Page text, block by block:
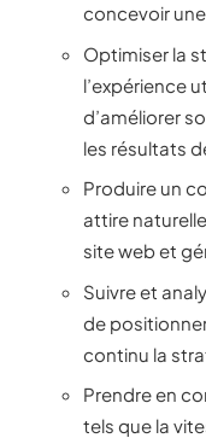
concevoir
Optimiser la
l’expérience
d’améliorer
les résultats
Produire un
attire
site web et
Suivre et
de
continu la
Prendre en
tels que la